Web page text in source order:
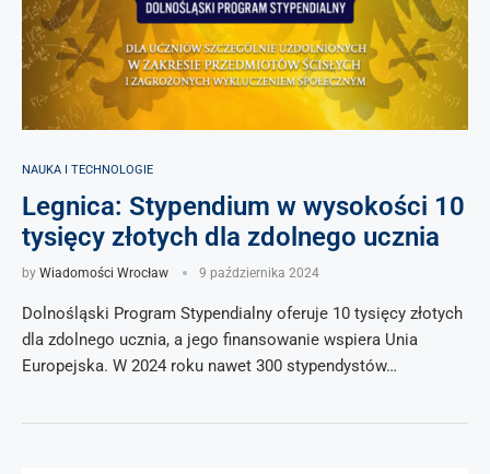
NAUKA I TECHNOLOGIE
Legnica: Stypendium w wysokości 10
tysięcy złotych dla zdolnego ucznia
by Wiadomości Wrocław 9 października 2024
Dolnośląski Program Stypendialny oferuje 10 tysięcy złotych
dla zdolnego ucznia, a jego finansowanie wspiera Unia
Europejska. W 2024 roku nawet 300 stypendystów…